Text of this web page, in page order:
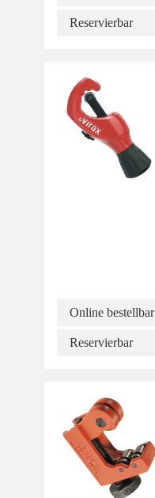
Reservierbar
Online bestellbar
Reservierbar